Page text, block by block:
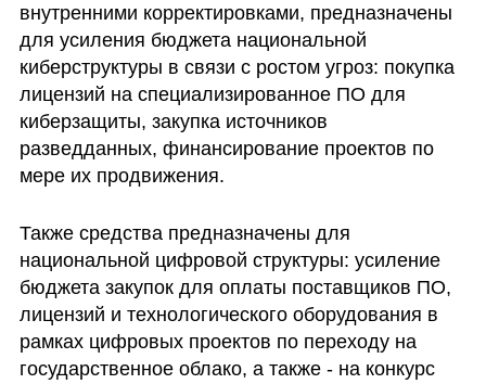
внутренними корректировками, предназначены
для усиления бюджета национальной
киберструктуры в связи с ростом угроз: покупка
лицензий на специализированное ПО для
киберзащиты, закупка источников
разведданных, финансирование проектов по
мере их продвижения.
Также средства предназначены для
национальной цифровой структуры: усиление
бюджета закупок для оплаты поставщиков ПО,
лицензий и технологического оборудования в
рамках цифровых проектов по переходу на
государственное облако, а также - на конкурс